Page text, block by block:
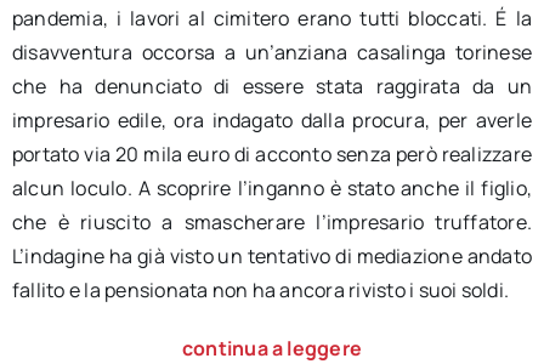
pandemia, i lavori al cimitero erano tutti bloccati. É la
disavventura occorsa a un’anziana casalinga torinese
che ha denunciato di essere stata raggirata da un
impresario edile, ora indagato dalla procura, per averle
portato via 20 mila euro di acconto senza però realizzare
alcun loculo. A scoprire l’inganno è stato anche il figlio,
che è riuscito a smascherare l’impresario truffatore.
L’indagine ha già visto un tentativo di mediazione andato
fallito e la pensionata non ha ancora rivisto i suoi soldi.
continua a leggere